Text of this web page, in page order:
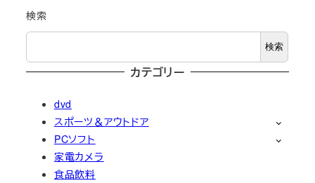
検索
検索
カテゴリー
dvd
スポーツ＆アウトドア
PCソフト
家電カメラ
食品飲料